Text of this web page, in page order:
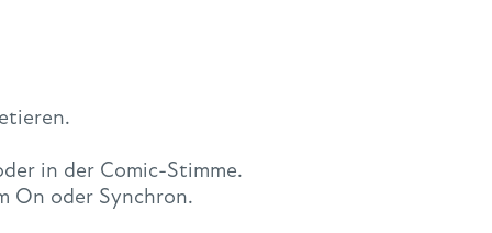
in der Comic-Stimme.
On oder Synchron.